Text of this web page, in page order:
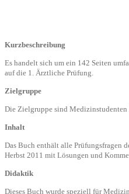
Kurzbeschreibung
Es handelt sich um ein 142 Seiten
auf die 1. Ärztliche Prüfung.
Zielgruppe
Die Zielgruppe sind Medizinstudenten
Inhalt
Das Buch enthält alle Prüfungsfragen
Herbst 2011 mit Lösungen und
Didaktik
Dieses Buch wurde speziell für